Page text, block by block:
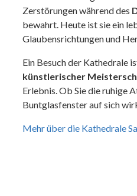
Zerstörungen während des
bewahrt. Heute ist sie ein
Glaubensrichtungen und
Ein Besuch der Kathedrale
künstlerischer
Erlebnis. Ob Sie die ruhige
Buntglasfenster auf sich
Mehr über die Kathedrale